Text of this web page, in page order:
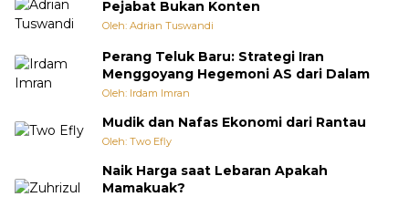
Pejabat Bukan Konten
Oleh: Adrian Tuswandi
Perang Teluk Baru: Strategi Iran
Menggoyang Hegemoni AS dari Dalam
Oleh: Irdam Imran
Mudik dan Nafas Ekonomi dari Rantau
Oleh: Two Efly
Naik Harga saat Lebaran Apakah
Mamakuak?